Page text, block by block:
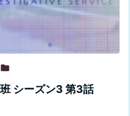

シーズン3 第3話